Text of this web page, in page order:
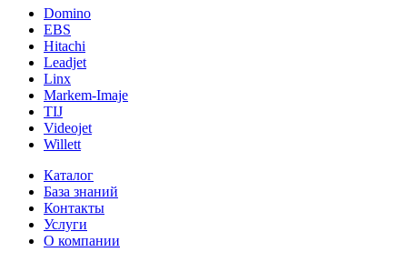
Domino
EBS
Hitachi
Leadjet
Linx
Markem-Imaje
TIJ
Videojet
Willett
Каталог
База знаний
Контакты
Услуги
О компании